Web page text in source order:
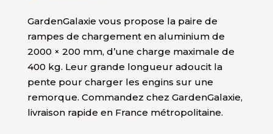
GardenGalaxie vous propose la paire de
rampes de chargement en aluminium de
2000 × 200 mm, d’une charge maximale de
400 kg. Leur grande longueur adoucit la
pente pour charger les engins sur une
remorque. Commandez chez GardenGalaxie,
livraison rapide en France métropolitaine.